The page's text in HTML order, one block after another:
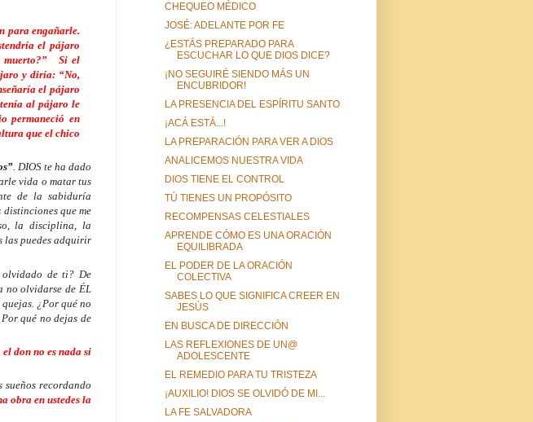
para engañarle.
el pájaro
Si el
y diría: “No,
el pájaro
al pájaro le
permaneció en
que el chico
. DIOS te ha dado
vida o matar tus
de la sabiduría
que me
la disciplina, la
las puedes adquirir
olvidado de ti? De
no olvidarse de ÉL
¿Por qué no
qué no dejas de
don no es nada si
recordando
obra en ustedes la
CHEQUEO MÉDICO
JOSÉ: ADELANTE POR FE
¿ESTÁS PREPARADO PARA
ESCUCHAR LO QUE DIOS DICE?
¡NO SEGUIRÉ SIENDO MÁS UN
ENCUBRIDOR!
LA PRESENCIA DEL ESPÍRITU SANTO
¡ACÁ ESTÁ...!
LA PREPARACIÓN PARA VER A DIOS
ANALICEMOS NUESTRA VIDA
DIOS TIENE EL CONTROL
TÚ TIENES UN PROPÓSITO
RECOMPENSAS CELESTIALES
APRENDE CÓMO ES UNA ORACIÓN
EQUILIBRADA
EL PODER DE LA ORACIÓN
COLECTIVA
SABES LO QUE SIGNIFICA CREER EN
JESÚS
EN BUSCA DE DIRECCIÓN
LAS REFLEXIONES DE UN@
ADOLESCENTE
EL REMEDIO PARA TU TRISTEZA
¡AUXILIO! DIOS SE OLVIDÓ DE MI...
LA FE SALVADORA